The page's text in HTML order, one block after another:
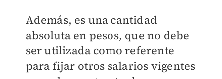
Además, es una cantidad
absoluta en pesos, que no debe
ser utilizada como referente
para fijar otros salarios vigentes